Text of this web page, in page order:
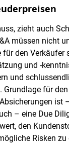
zieht auch
müssen nicht
den Verkäufer
und -
und
Grundlage für
ist
– eine Due
den
Risken zu